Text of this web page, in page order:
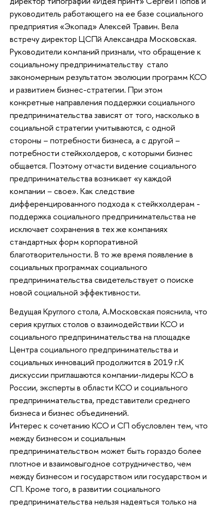
руководитель работающего на ее базе социального
предприятия «Экопад» Алексей Травин. Вела
встречу директор ЦСПй Александра Московская.
Руководители компаний признали, что обращение к
социальному предпринимательству стало
закономерным результатом эволюции программ КСО
и развитием бизнес-стратегии. При этом
конкретные направления поддержки социального
предпринимательства зависят от того, насколько в
социальной стратегии учитываются, с одной
стороны – потребности бизнеса, а с другой –
потребности стейкхолдеров, с которыми бизнес
общается. Поэтому отчасти видение социального
предпринимательства возникает «у каждой
компании – свое». Как следствие
дифференцированного подхода к стейкхолдерам -
поддержка социального предпринимательства не
исключает сохранения в тех же компаниях
стандартных форм корпоративной
благотворительности. В то же время появление в
социальных программах социального
предпринимательства свидетельствует о поиске
новой социальной эффективности.
Ведущая Круглого стола, А.Московская пояснила, что
серия круглых столов о взаимодействии КСО и
социального предпринимательства на площадке
Центра социального предпринимательства и
социальных инноваций продолжится в 2019 г.К
дискуссии приглашаются компании-лидеры КСО в
России, эксперты в области КСО и социального
предпринимательства, представители среднего
бизнеса и бизнес объединений.
Интерес к сочетанию КСО и СП обусловлен тем, что
между бизнесом и социальным
предпринимательством может быть гораздо более
плотное и взаимовыгодное сотрудничество, чем
между бизнесом и государством или государством и
СП. Кроме того, в развитии социального
предпринимательства нельзя надеяться только на